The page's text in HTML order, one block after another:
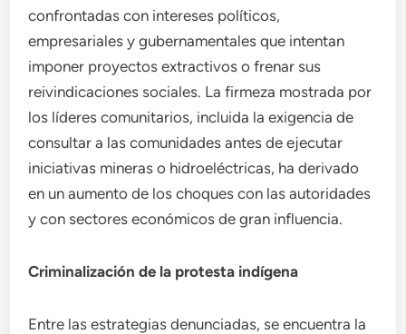
confrontadas con intereses políticos,
empresariales y gubernamentales que intentan
imponer proyectos extractivos o frenar sus
reivindicaciones sociales. La firmeza mostrada por
los líderes comunitarios, incluida la exigencia de
consultar a las comunidades antes de ejecutar
iniciativas mineras o hidroeléctricas, ha derivado
en un aumento de los choques con las autoridades
y con sectores económicos de gran influencia.
Criminalización de la protesta indígena
Entre las estrategias denunciadas, se encuentra la